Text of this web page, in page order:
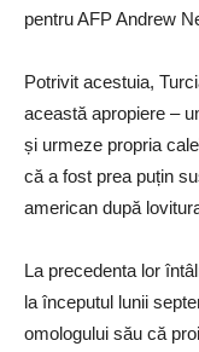
pentru AFP Andrew
Potrivit acestuia,
această apropiere –
și urmeze propria
că a fost prea puțin
american după
La precedenta lor
la începutul lunii
omologului său că